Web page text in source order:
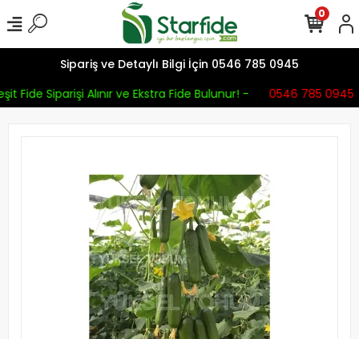
Sipariş ve Detaylı Bilgi İçin 0546 785 0945
Fide Siparişi Alınır ve Ekstra Fide Bulunur! -
0546 785 0945
0